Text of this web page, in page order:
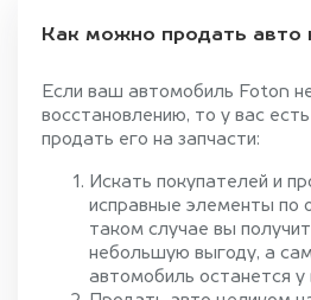
Как можно продать авто
Если ваш автомобиль Foton
восстановлению, то у вас
продать его на запчасти:
Искать покупателей и
исправные элементы по
таком случае вы
небольшую выгоду, а
автомобиль останется у